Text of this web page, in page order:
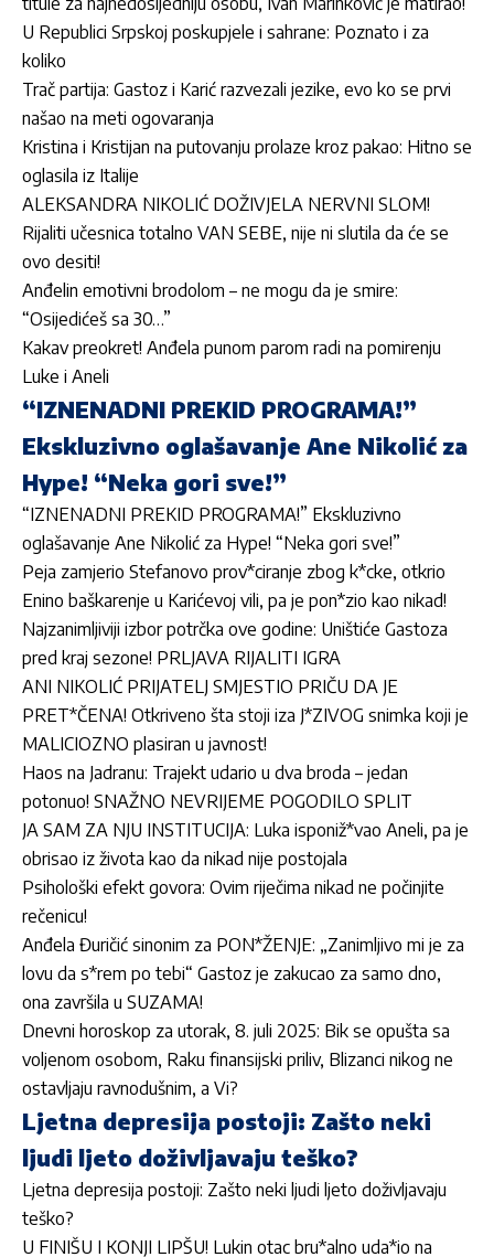
U Republici Srpskoj poskupjele i sahrane: Poznato i za
koliko
Trač partija: Gastoz i Karić razvezali jezike, evo ko se prvi
našao na meti ogovaranja
Kristina i Kristijan na putovanju prolaze kroz pakao: Hitno se
oglasila iz Italije
ALEKSANDRA NIKOLIĆ DOŽIVJELA NERVNI SLOM!
Rijaliti učesnica totalno VAN SEBE, nije ni slutila da će se
ovo desiti!
Anđelin emotivni brodolom – ne mogu da je smire:
“Osijedićeš sa 30…”
Kakav preokret! Anđela punom parom radi na pomirenju
Luke i Aneli
“IZNENADNI PREKID PROGRAMA!”
Ekskluzivno oglašavanje Ane Nikolić za
Hype! “Neka gori sve!”
“IZNENADNI PREKID PROGRAMA!” Ekskluzivno
oglašavanje Ane Nikolić za Hype! “Neka gori sve!”
Peja zamjerio Stefanovo prov*ciranje zbog k*cke, otkrio
Enino baškarenje u Karićevoj vili, pa je pon*zio kao nikad!
Najzanimljiviji izbor potrčka ove godine: Uništiće Gastoza
pred kraj sezone! PRLJAVA RIJALITI IGRA
ANI NIKOLIĆ PRIJATELJ SMJESTIO PRIČU DA JE
PRET*ČENA! Otkriveno šta stoji iza J*ZIVOG snimka koji je
MALICIOZNO plasiran u javnost!
Haos na Jadranu: Trajekt udario u dva broda – jedan
potonuo! SNAŽNO NEVRIJEME POGODILO SPLIT
JA SAM ZA NJU INSTITUCIJA: Luka isponiž*vao Aneli, pa je
obrisao iz života kao da nikad nije postojala
Psihološki efekt govora: Ovim riječima nikad ne počinjite
rečenicu!
Anđela Đuričić sinonim za PON*ŽENJE: „Zanimljivo mi je za
lovu da s*rem po tebi“ Gastoz je zakucao za samo dno,
ona završila u SUZAMA!
Dnevni horoskop za utorak, 8. juli 2025: Bik se opušta sa
voljenom osobom, Raku finansijski priliv, Blizanci nikog ne
ostavljaju ravnodušnim, a Vi?
Ljetna depresija postoji: Zašto neki
ljudi ljeto doživljavaju teško?
Ljetna depresija postoji: Zašto neki ljudi ljeto doživljavaju
teško?
U FINIŠU I KONJI LIPŠU! Lukin otac bru*alno uda*io na